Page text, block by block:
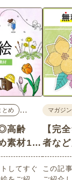
とめ …
高齢
素材18
してすぐ
マガジン
【完
者な
この記